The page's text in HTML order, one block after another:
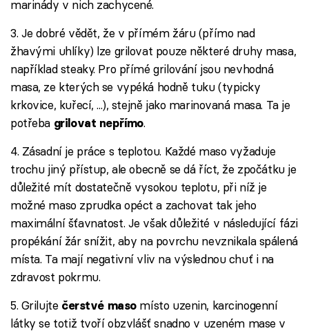
marinády v nich zachycené.
3. Je dobré vědět, že v přímém žáru (přímo nad
žhavými uhlíky) lze grilovat pouze některé druhy masa,
například steaky. Pro přímé grilování jsou nevhodná
masa, ze kterých se vypéká hodně tuku (typicky
krkovice, kuřecí, ...), stejně jako marinovaná masa. Ta je
potřeba grilovat nepřímo.
4. Zásadní je práce s teplotou. Každé maso vyžaduje
trochu jiný přístup, ale obecně se dá říct, že zpočátku je
důležité mít dostatečně vysokou teplotu, při níž je
možné maso zprudka opéct a zachovat tak jeho
maximální šťavnatost. Je však důležité v následující fázi
propékání žár snížit, aby na povrchu nevznikala spálená
místa. Ta mají negativní vliv na výslednou chuť i na
zdravost pokrmu.
5. Grilujte čerstvé masomísto uzenin, karcinogenní
látky se totiž tvoří obzvlášť snadno v uzeném mase v